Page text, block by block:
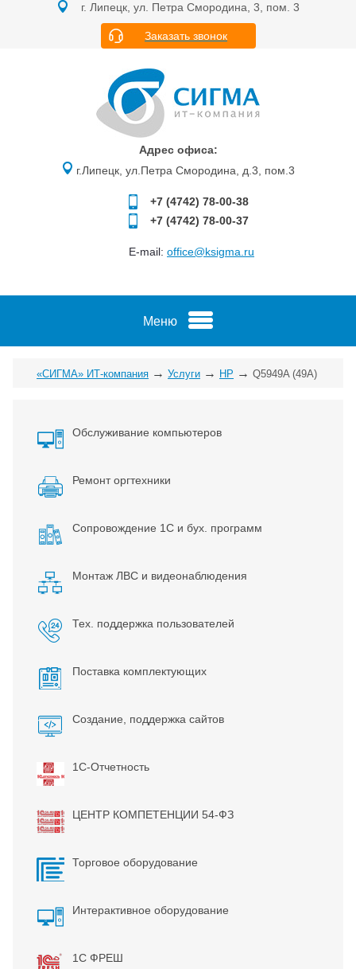
г. Липецк, ул. Петра Смородина, 3, пом. 3
Заказать звонок
Адрес офиса:
г.Липецк, ул.Петра Смородина, д.3, пом.3
+7 (4742) 78-00-38
+7 (4742) 78-00-37
E-mail: office@ksigma.ru
Меню
«СИГМА» ИТ-компания → Услуги → HP → Q5949A (49A)
Обслуживание компьютеров
Ремонт оргтехники
Сопровождение 1С и бух. программ
Монтаж ЛВС и видеонаблюдения
Тех. поддержка пользователей
Поставка комплектующих
Создание, поддержка сайтов
1С-Отчетность
ЦЕНТР КОМПЕТЕНЦИИ 54-ФЗ
Торговое оборудование
Интерактивное оборудование
1С ФРЕШ